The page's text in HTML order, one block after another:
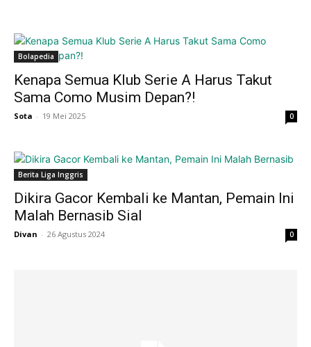
Bolapedia
Kenapa Semua Klub Serie A Harus Takut
Sama Como Musim Depan?!
Sota - 19 Mei 2025 0
Berita Liga Inggris
Dikira Gacor Kembali ke Mantan, Pemain Ini
Malah Bernasib Sial
Divan - 26 Agustus 2024 0